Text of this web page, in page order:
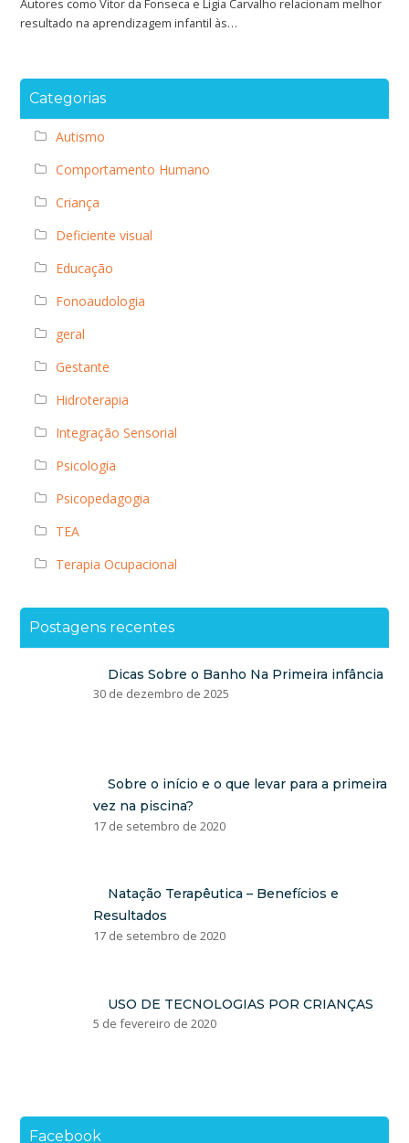
Autores como Vitor da Fonseca e Ligia Carvalho relacionam melhor
resultado na aprendizagem infantil às…
Categorias
Autismo
Comportamento Humano
Criança
Deficiente visual
Educação
Fonoaudologia
geral
Gestante
Hidroterapia
Integração Sensorial
Psicologia
Psicopedagogia
TEA
Terapia Ocupacional
Postagens recentes
Dicas Sobre o Banho Na Primeira infância
30 de dezembro de 2025
Sobre o início e o que levar para a primeira
vez na piscina?
17 de setembro de 2020
Natação Terapêutica – Benefícios e
Resultados
17 de setembro de 2020
USO DE TECNOLOGIAS POR CRIANÇAS
5 de fevereiro de 2020
Facebook